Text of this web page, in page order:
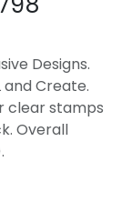
Designs.
and Create.
clear stamps
Overall